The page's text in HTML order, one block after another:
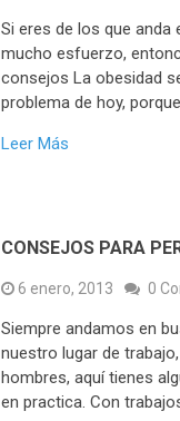
Si eres de los que anda
mucho esfuerzo,
consejos La obesidad
problema de hoy,
Leer Más
CONSEJOS PARA
6 enero, 2013 0
Siempre andamos en
nuestro lugar de
hombres, aquí tienes
en practica. Con